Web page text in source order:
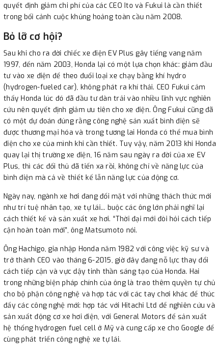
quyết định giảm chi phí của các CEO Ito và Fukui là cần thiết
trong bối cảnh cuộc khủng hoảng toàn cầu năm 2008.
Bỏ lỡ cơ hội?
Sau khi cho ra đời chiếc xe điện EV Plus gây tiếng vang năm
1997, đến năm 2003, Honda lại có một lựa chọn khác: giảm đầu
tư vào xe điện để theo đuổi loại xe chạy bằng khí hydro
(hydrogen-fueled car), không phát ra khí thải. CEO Fukui cảm
thấy Honda lúc đó đã đầu tư dàn trải vào nhiều lĩnh vực nghiên
cứu nên quyết định giảm ưu tiên cho xe điện. Ông Fukui cũng đã
có một dự đoán đúng rằng công nghệ sản xuất bình điện sẽ
được thương mại hóa và trong tương lai Honda có thể mua bình
điện cho xe của mình khi cần thiết. Tuy vậy, năm 2013 khi Honda
quay lại thị trường xe điện, 16 năm sau ngày ra đời của xe EV
Plus, thì các đối thủ đã tiến xa rồi, không chỉ về năng lực của
bình điện mà cả về thiết kế lẫn năng lực của động cơ.
Ngày nay, ngành xe hơi đang đối mặt với những thách thức mới
như trí tuệ nhân tạo, xe tự lái... buộc các ông lớn phải nghĩ lại
cách thiết kế và sản xuất xe hơi. “Thời đại mới đòi hỏi cách tiếp
cận hoàn toàn mới”, ông Matsumoto nói.
Ông Hachigo, gia nhập Honda năm 1982 với công việc kỹ sư và
trở thành CEO vào tháng 6-2015, giờ đây đang nỗ lực thay đổi
cách tiếp cận và vực dậy tinh thần sáng tạo của Honda. Hai
trong những biện pháp chính của ông là trao thêm quyền tự chủ
cho bộ phận công nghệ và hợp tác với các tay chơi khác để thúc
đẩy các công nghệ mới: hợp tác với Hitachi Ltd để nghiên cứu và
sản xuất động cơ xe hơi điện, với General Motors để sản xuất
hệ thống hydrogen fuel cell ở Mỹ và cung cấp xe cho Google để
cùng phát triển công nghệ xe tự lái.